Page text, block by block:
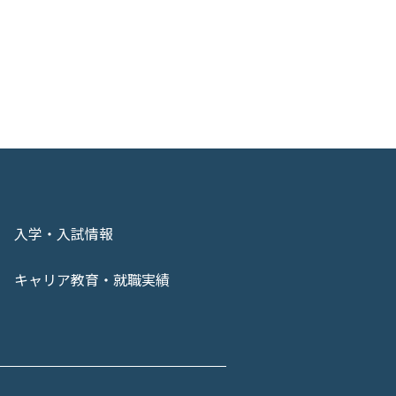
入学・入試情報
キャリア教育・就職実績